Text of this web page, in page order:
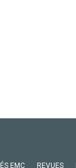
EMC REVUES